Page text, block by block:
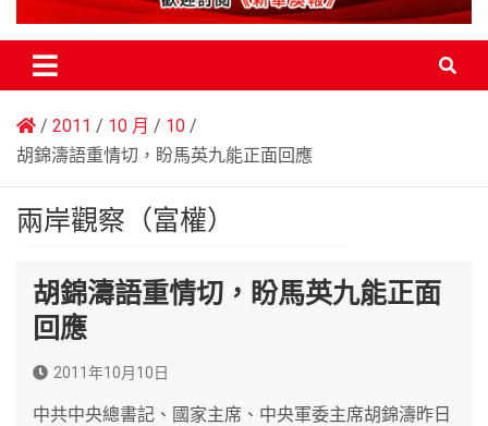
2011 10 月
10
胡錦濤語重情切，盼馬英九能正面回應
兩岸觀察（富權）
胡錦濤語重情切，盼馬英九能正面
回應
2011年10月10日
中共中央總書記、國家主席、中央軍委主席胡錦濤昨日